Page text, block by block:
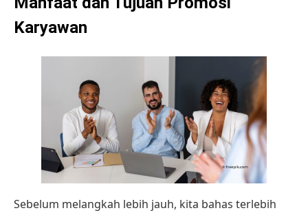
Karyawan
Sebelum melangkah lebih jauh, kita bahas terlebih